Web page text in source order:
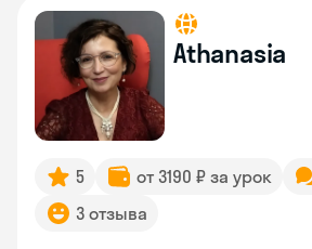
Athanasia
5 от 3190 ₽ за урок
3 отзыва